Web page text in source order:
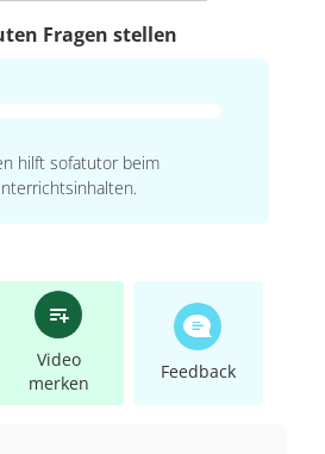
Fragen stellen
hilft sofatutor beim
Video
merken
Feedback